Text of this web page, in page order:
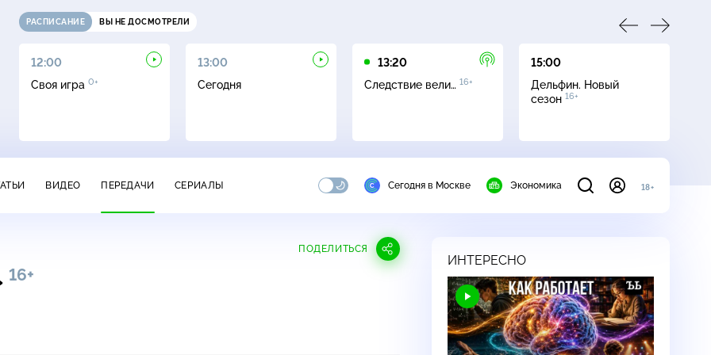
РАСПИСАНИЕ ВЫ НЕ ДОСМОТРЕЛИ
12:00
Своя игра 0+
13:00
Сегодня
13:20
Следствие вели… 16+
15:00
Дельфин. Новый
сезон 16+
ВИДЕО ПЕРЕДАЧИ СЕРИАЛЫ Сегодня в Москве Экономика 18+
ПОДЕЛИТЬСЯ
16+
ИНТЕРЕСНО